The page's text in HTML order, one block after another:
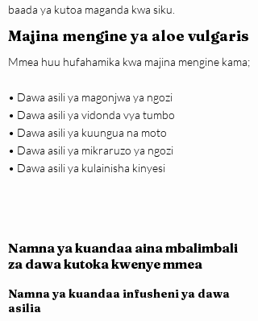
baada ya kutoa maganda kwa siku.
Majina mengine ya aloe vulgaris
Mmea huu hufahamika kwa majina mengine kama;
• Dawa asili ya magonjwa ya ngozi
• Dawa asili ya vidonda vya tumbo
• Dawa asili ya kuungua na moto
• Dawa asili ya mikraruzo ya ngozi
• Dawa asili ya kulainisha kinyesi
Namna ya kuandaa aina mbalimbali
za dawa kutoka kwenye mmea
Namna ya kuandaa infusheni ya dawa
asilia